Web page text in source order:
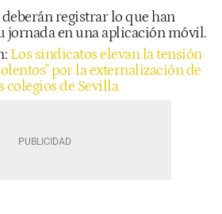
registrar lo que han
jornada en una aplicación móvil.
Los sindicatos elevan la tensión
por la externalización de
colegios de Sevilla